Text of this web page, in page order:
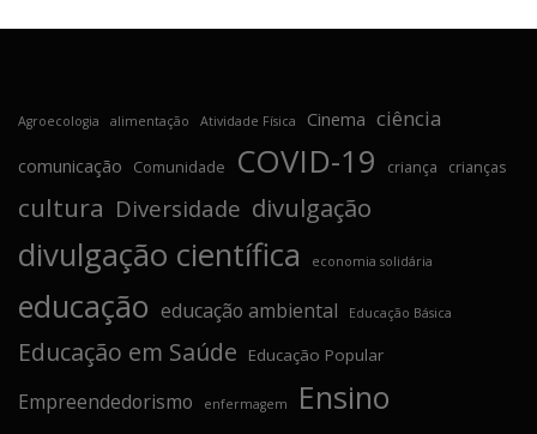
Agroecologia alimentação Atividade Física Cinema ciência
comunicação Comunidade COVID-19 criança crianças
cultura Diversidade divulgação
divulgação científica economia solidária
educação educação ambiental Educação Básica
Educação em Saúde Educação Popular
Empreendedorismo enfermagem Ensino